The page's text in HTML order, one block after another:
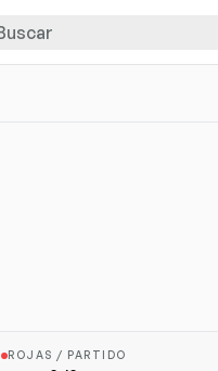
Más
ROJAS / PARTIDO